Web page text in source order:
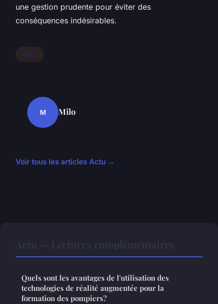
une gestion prudente pour éviter des
conséquences indésirables.
Actu
M Milo
Voir tous les articles Actu →
Quels sont les avantages de l'utilisation des
technologies de réalité augmentée pour la
formation des pompiers?